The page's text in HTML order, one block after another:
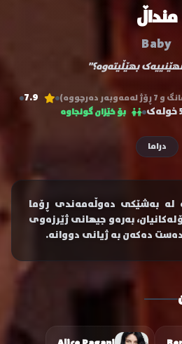
منداڵ
Baby
بهێڵیتەوە؟"
7.9
بۆ خێزان گونجاوە
دراما
لە بەشێکی دەوڵەمەندی ڕۆما
بەرەو جیهانی ژێرزەوی
دەکەن بە ژیانی دووانە.